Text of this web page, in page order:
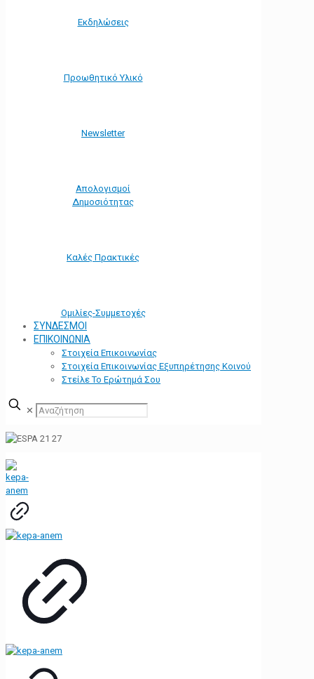
Εκδηλώσεις
Προωθητικό Υλικό
Νewsletter
Απολογισμοί
Δημοσιότητας
Καλές Πρακτικές
Ομιλίες-Συμμετοχές
ΣΥΝΔΕΣΜΟΙ
ΕΠΙΚΟΙΝΩΝΙΑ
Στοιχεία Επικοινωνίας
Στοιχεία Επικοινωνίας Εξυπηρέτησης Κοινού
Στείλε Το Ερώτημά Σου
✕